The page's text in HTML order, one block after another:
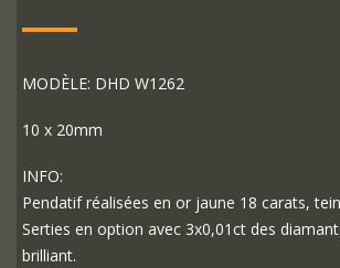
MODÈLE: DHD W1262
10 x 20mm
INFO:
Pendatif réalisées en or jaune 18 carats,
Serties en option avec 3x0,01ct des
brilliant.